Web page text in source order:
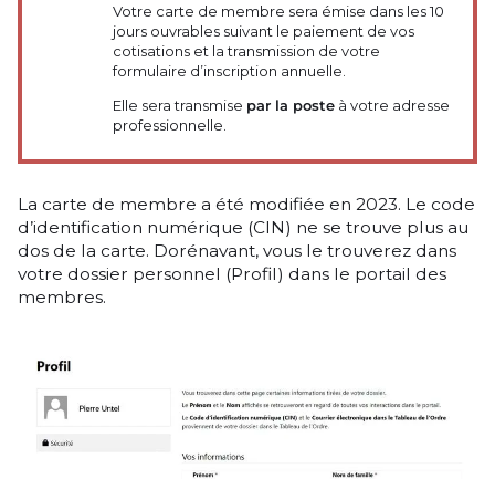
Votre carte de membre sera émise dans les 10
jours ouvrables suivant le paiement de vos
cotisations et la transmission de votre
formulaire d’inscription annuelle.
Elle sera transmise par la posteà votre adresse
professionnelle.
La carte de membre a été modifiée en 2023. Le code
d’identification numérique (CIN) ne se trouve plus au
dos de la carte. Dorénavant, vous le trouverez dans
votre dossier personnel (Profil) dans le portail des
membres.